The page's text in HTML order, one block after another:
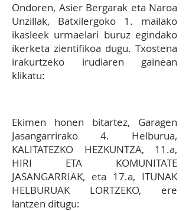
Ondoren, Asier Bergarak eta Naroa
Unzillak, Batxilergoko 1. mailako
ikasleek urmaelari buruz egindako
ikerketa zientifikoa dugu. Txostena
irakurtzeko irudiaren gainean
klikatu:
Ekimen honen bitartez, Garagen
Jasangarrirako 4. Helburua,
KALITATEZKO HEZKUNTZA, 11.a,
HIRI ETA KOMUNITATE
JASANGARRIAK, eta 17.a, ITUNAK
HELBURUAK LORTZEKO, ere
lantzen ditugu: